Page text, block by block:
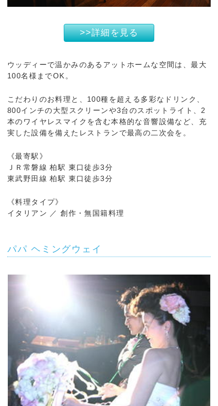
>>詳細を見る
ウッディーで温かみのあるアットホームな空間は、最大
100名様までOK。
こだわりのお料理と、100種を超える多彩なドリンク、
800インチの大型スクリーンや3台のスポットライト、2
本のワイヤレスマイクを含む本格的な音響設備など、充
実した設備を備えたレストランで最高の二次会を。
《最寄駅》
ＪＲ常磐線 柏駅 東口徒歩3分
東武野田線 柏駅 東口徒歩3分
《料理タイプ》
イタリアン ／ 創作・無国籍料理
パパ ヘミングウェイ